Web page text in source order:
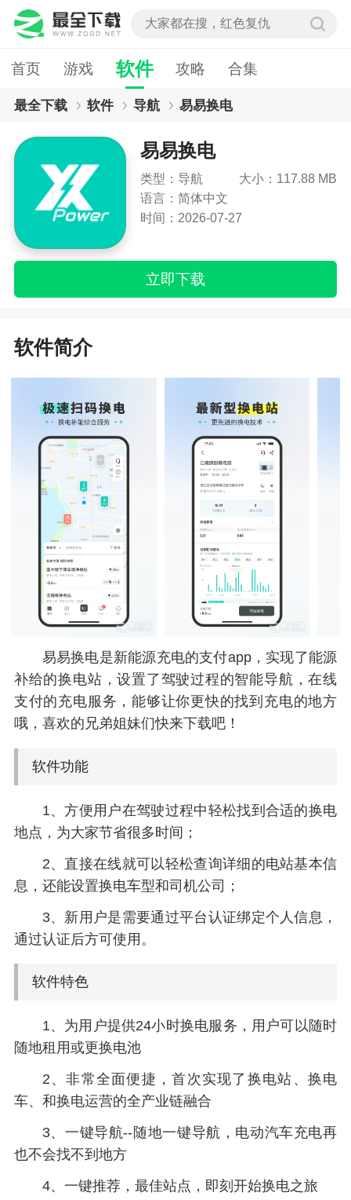
首页 游戏 软件 攻略 合集
最全下载 软件 导航 易易换电
易易换电
类型：导航
大小：117.88 MB
语言：简体中文
时间：2026-07-27
立即下载
软件简介
易易换电是新能源充电的支付app，实现了能源
补给的换电站，设置了驾驶过程的智能导航，在线
支付的充电服务，能够让你更快的找到充电的地方
哦，喜欢的兄弟姐妹们快来下载吧！
软件功能
1、方便用户在驾驶过程中轻松找到合适的换电
地点，为大家节省很多时间；
2、直接在线就可以轻松查询详细的电站基本信
息，还能设置换电车型和司机公司；
3、新用户是需要通过平台认证绑定个人信息，
通过认证后方可使用。
软件特色
1、为用户提供24小时换电服务，用户可以随时
随地租用或更换电池
2、非常全面便捷，首次实现了换电站、换电
车、和换电运营的全产业链融合
3、一键导航--随地一键导航，电动汽车充电再
也不会找不到地方
4、一键推荐，最佳站点，即刻开始换电之旅